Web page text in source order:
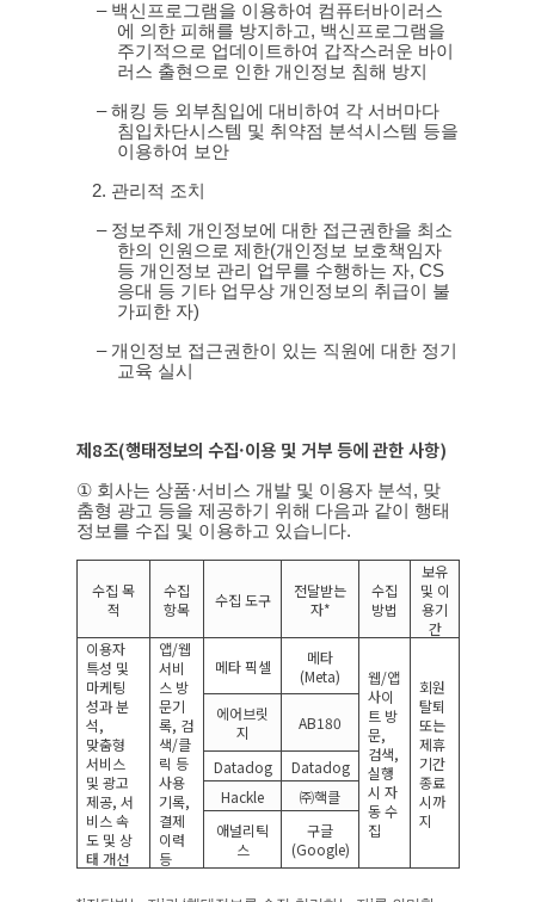
– 백신프로그램을 이용하여 컴퓨터바이러스
에 의한 피해를 방지하고, 백신프로그램을
주기적으로 업데이트하여 갑작스러운 바이
러스 출현으로 인한 개인정보 침해 방지
–해킹 등 외부침입에 대비하여 각 서버마다
침입차단시스템 및 취약점 분석시스템 등을
이용하여 보안
2. 관리적 조치
– 정보주체 개인정보에 대한 접근권한을 최소
한의 인원으로 제한(개인정보 보호책임자
등 개인정보 관리 업무를 수행하는 자, CS
응대 등 기타 업무상 개인정보의 취급이 불
가피한 자)
– 개인정보 접근권한이 있는 직원에 대한 정기
교육 실시
제8조(행태정보의 수집·이용 및 거부 등에 관한 사항)
① 회사는 상품·서비스 개발 및 이용자 분석, 맞
춤형 광고 등을 제공하기 위해 다음과 같이 행태
정보를 수집 및 이용하고 있습니다.
수집 목
적
수집
항목
수집 도구
전달받는
자*
수집
방법
보유
및 이
용기
간
이용자
특성 및
마케팅
성과 분
석,
맞춤형
서비스
및 광고
제공,서
비스 속
도 및 상
태 개선
앱/웹
서비
스 방
문기
록, 검
색/클
릭 등
사용
기록,
결제
이력
등
메타 픽셀
메타
(Meta)
웹/앱
사이
트 방
문,
검색,
실행
시 자
동 수
집
회원
탈퇴
또는
제휴
기간
종료
시까
지
에어브릿
지
AB180
Datadog
Datadog
Hackle
㈜핵클
애널리틱
스
구글
(Google)